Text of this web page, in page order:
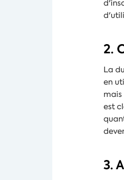
2.
La
en
est
3.